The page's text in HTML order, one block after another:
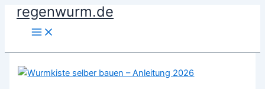
Zumregenwurm.de